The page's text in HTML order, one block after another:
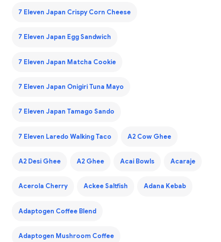
7 Eleven Japan Crispy Corn Cheese
7 Eleven Japan Egg Sandwich
7 Eleven Japan Matcha Cookie
7 Eleven Japan Onigiri Tuna Mayo
7 Eleven Japan Tamago Sando
7 Eleven Laredo Walking Taco A2 Cow Ghee
A2 Desi Ghee A2 Ghee Acai Bowls Acaraje
Acerola Cherry Ackee Saltfish Adana Kebab
Adaptogen Coffee Blend
Adaptogen Mushroom Coffee